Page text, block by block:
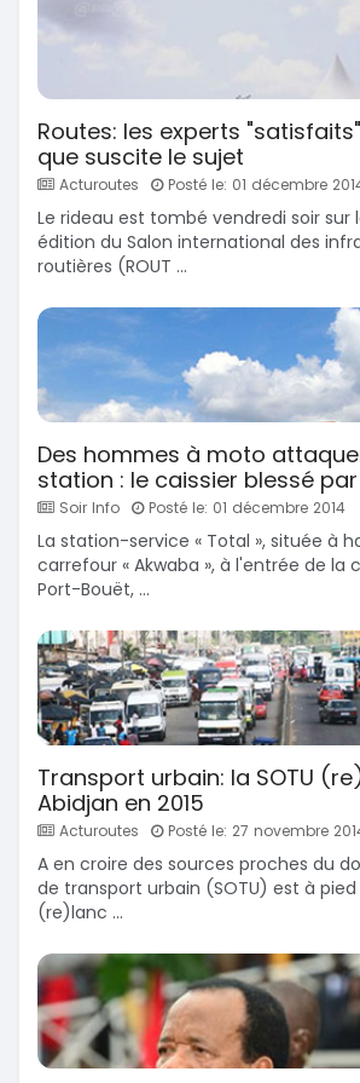
Routes: les experts
que suscite le sujet
Acturoutes Posté le: 01 décembre
Le rideau est tombé vendredi soir sur
édition du Salon international des
routières (ROUT ...
Des hommes à moto
station : le caissier blessé
Soir Info Posté le: 01 décembre 2014
La station-service « Total », située à
carrefour « Akwaba », à l'entrée de la
Port-Bouët, ...
Transport urbain: la SOTU
Abidjan en 2015
Acturoutes Posté le: 27 novembre
A en croire des sources proches du
de transport urbain (SOTU) est à
(re)lanc ...